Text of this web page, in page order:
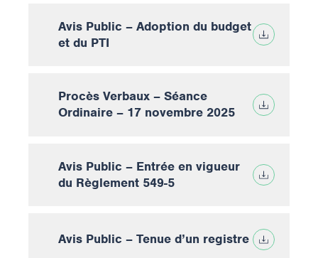
Avis Public – Adoption du budget
et du PTI
Procès Verbaux – Séance
Ordinaire – 17 novembre 2025
Avis Public – Entrée en vigueur
du Règlement 549-5
Avis Public – Tenue d’un registre